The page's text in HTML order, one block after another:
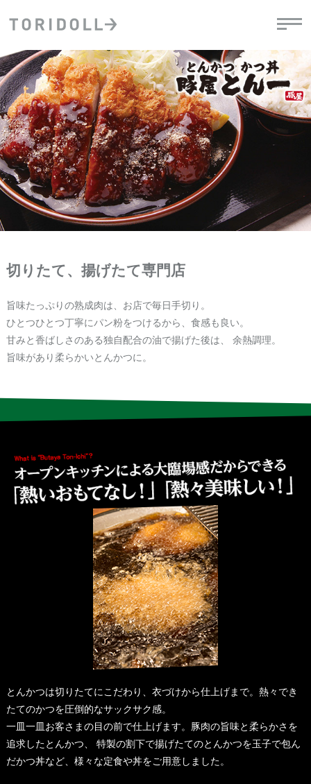
会社情報
経営理念
ニュース
株主・投資家情報
サステナビリティ
ブランド
日本語 English 简体中文
PRニュース IRニュース
中長期経営計画
ファイナンス戦略
デジタルトランス
フォーメーション戦略
粟田社長が語るトリドールDX
DXビジョン2028
トリドールのDX ～これまでとこれから～
決
有
チ
連
ライブラリ
トリドールのサステナビリティ
粟田社長が語る
トリドールのサステナビリティ
ステークホルダーとの
コミュニケーション
地
方
人
切りたて、揚げたて専門店
旨味たっぷりの熟成肉は、お店で毎日手切り。
ひとつひとつ丁寧にパン粉をつけるから、食感も良い。
甘みと香ばしさのある独自配合の油で揚げた後は、 余熱調理。
旨味があり柔らかいとんかつに。
とんかつは切りたてにこだわり、衣づけから仕上げまで。熱々でき
たてのかつを圧倒的なサックサク感。
一皿一皿お客さまの目の前で仕上げます。豚肉の旨味と柔らかさを
追求したとんかつ、 特製の割下で揚げたてのとんかつを玉子で包ん
だかつ丼など、様々な定食や丼をご用意しました。